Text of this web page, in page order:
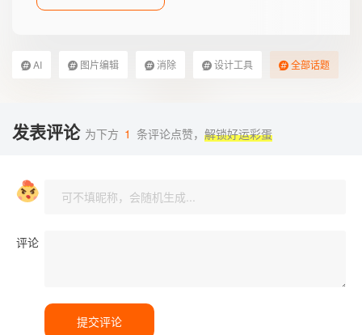
AI 图片编辑 消除 设计工具 全部话题
发表评论 为下方 1 条评论点赞， 解锁好运彩蛋
评论
提交评论